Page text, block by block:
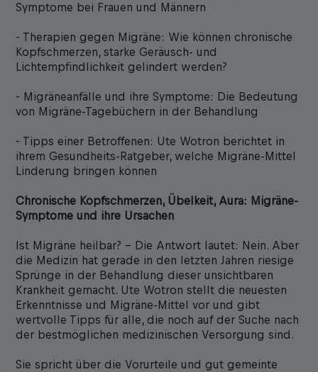
Symptome bei Frauen und Männern
- Therapien gegen Migräne: Wie können chronische
Kopfschmerzen, starke Geräusch- und
Lichtempfindlichkeit gelindert werden?
- Migräneanfälle und ihre Symptome: Die Bedeutung
von Migräne-Tagebüchern in der Behandlung
- Tipps einer Betroffenen: Ute Wotron berichtet in
ihrem Gesundheits-Ratgeber, welche Migräne-Mittel
Linderung bringen können
Chronische Kopfschmerzen, Übelkeit, Aura: Migräne-
Symptome und ihre Ursachen
Ist Migräne heilbar? – Die Antwort lautet: Nein. Aber
die Medizin hat gerade in den letzten Jahren riesige
Sprünge in der Behandlung dieser unsichtbaren
Krankheit gemacht. Ute Wotron stellt die neuesten
Erkenntnisse und Migräne-Mittel vor und gibt
wertvolle Tipps für alle, die noch auf der Suche nach
der bestmöglichen medizinischen Versorgung sind.
Sie spricht über die Vorurteile und gut gemeinte